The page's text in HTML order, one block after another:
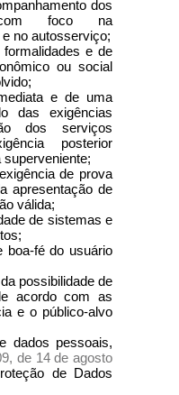
dos
foco na
no autosserviço;
e de
ou social
e de uma
das exigências
dos serviços
posterior
de prova
apresentação de
válida;
de sistemas e
boa-fé do usuário
possibilidade de
acordo com as
e o público-alvo
dados pessoais,
de 14 de agosto
de Dados